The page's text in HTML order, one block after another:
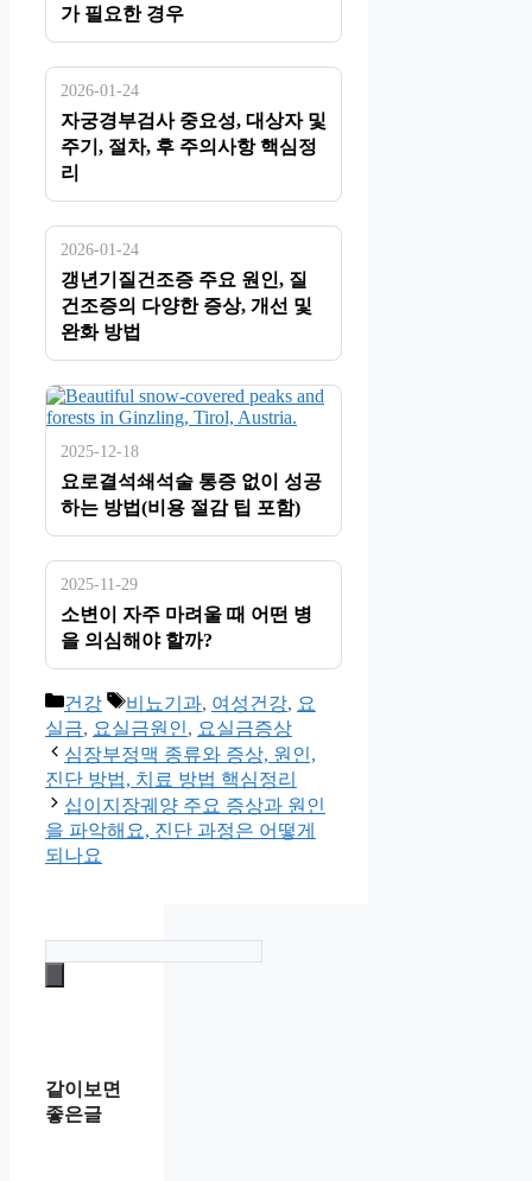
가 필요한 경우
2026-01-24
자궁경부검사 중요성, 대상자 및
주기, 절차, 후 주의사항 핵심정
리
2026-01-24
갱년기질건조증 주요 원인, 질
건조증의 다양한 증상, 개선 및
완화 방법
2025-12-18
요로결석쇄석술 통증 없이 성공
하는 방법(비용 절감 팁 포함)
2025-11-29
소변이 자주 마려울 때 어떤 병
을 의심해야 할까?
카
테
고
리
건강
태
그
비뇨기과, 여성건강, 요
실금, 요실금원인, 요실금증상
심장부정맥 종류와 증상, 원인,
진단 방법, 치료 방법 핵심정리
십이지장궤양 주요 증상과 원인
을 파악해요, 진단 과정은 어떻게
되나요
같이보면
좋은글